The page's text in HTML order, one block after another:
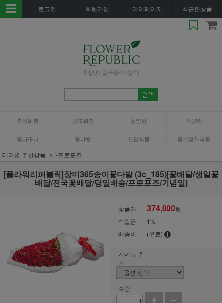
로그인 회원가입 마이페이지 최근본상품
축하화환 근조화환 동양란 서양란
꽃바구니 꽃다발 관엽식물 공기정화식물
테마별 추천상품 -프로포즈
[플라워리퍼블릭]장미365송이꽃다발 (3c_185)[꽃배달/생일꽃
배달/전국꽃배달/당일배송/프로포즈/기념일]
상품가 374,000원
적립금
1%
배송비
(무료)
케이크 추
가
수량